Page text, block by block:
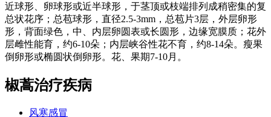
近球形、卵球形或近半球形，于茎顶或枝端排列成稍密集的复
总状花序；总苞球形，直径2.5-3mm，总苞片3层，外层卵形
形，背面绿色，中、内层卵圆表或长圆形，边缘宽膜质；花外
层雌性能育，约6-10朵；内层峡谷性花不育，约8-14朵。瘦果
倒卵形或椭圆状倒卵形。花、果期7-10月。
椒蒿治疗疾病
风寒感冒